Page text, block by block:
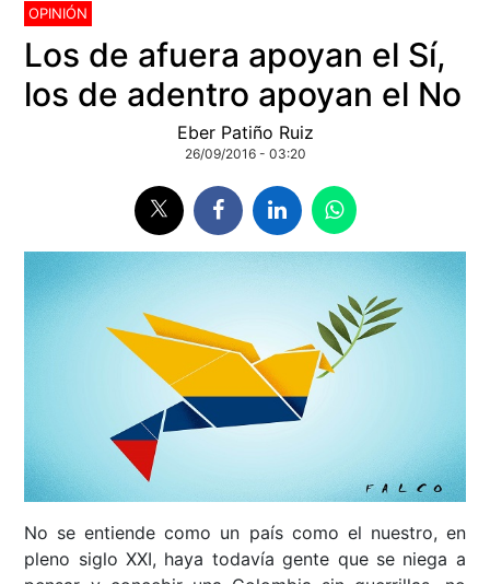
OPINIÓN
Los de afuera apoyan el Sí,
los de adentro apoyan el No
Eber Patiño Ruiz
26/09/2016 - 03:20
No se entiende como un país como el nuestro, en
pleno siglo XXI, haya todavía gente que se niega a